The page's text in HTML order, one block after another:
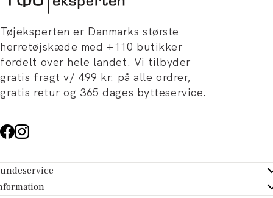
Tøjeksperten er Danmarks største
herretøjskæde med +110 butikker
fordelt over hele landet. Vi tilbyder
gratis fragt v/ 499 kr. på alle ordrer,
gratis retur og 365 dages bytteservice.
- Hjælpecenter